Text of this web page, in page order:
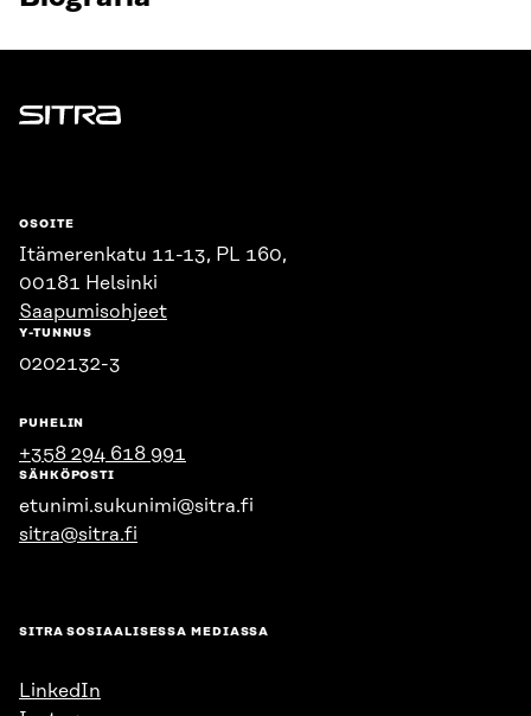
Sitra
OSOITE
Itämerenkatu 11-13, PL 160,
00181 Helsinki
Saapumisohjeet
Y-TUNNUS
0202132-3
PUHELIN
+358 294 618 991
SÄHKÖPOSTI
etunimi.sukunimi@sitra.fi
sitra@sitra.fi
SITRA SOSIAALISESSA MEDIASSA
LinkedIn